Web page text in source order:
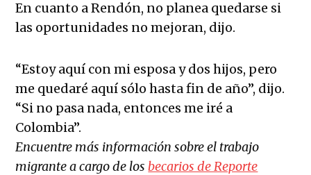
En cuanto a Rendón, no planea quedarse si
las oportunidades no mejoran, dijo.
“Estoy aquí con mi esposa y dos hijos, pero
me quedaré aquí sólo hasta fin de año”, dijo.
“Si no pasa nada, entonces me iré a
Colombia”.
Encuentre más información sobre el trabajo
migrante a cargo de losbecarios de Reporte